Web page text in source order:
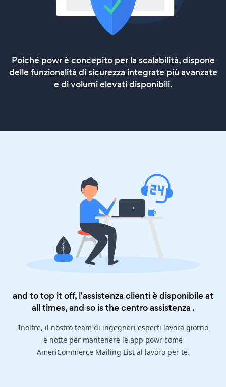
Poiché powr è concepito per la scalabilità, dispone
delle funzionalità di sicurezza integrate più avanzate
e di volumi elevati disponibili.
and to top it off, l'assistenza clienti è disponibile at
all times, and so is thecentro assistenza .
Inoltre, il nostro team di ingegneri esperti lavora giorno
e notte per mantenere le app powr come
AmeriCommerce Mailing List al lavoro per te.